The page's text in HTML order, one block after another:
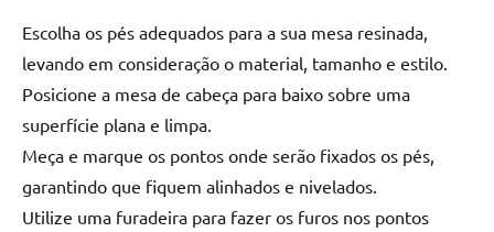
e
as
inovadoras
cascata
resinadas.
Quer
esteja
Escolha os pés adequados para a sua mesa resinada,
levando em consideração o material, tamanho e estilo.
Posicione a mesa de cabeça para baixo sobre uma
superfície plana e limpa.
Meça e marque os pontos onde serão fixados os pés,
garantindo que fiquem alinhados e nivelados.
Utilize uma furadeira para fazer os furos nos pontos